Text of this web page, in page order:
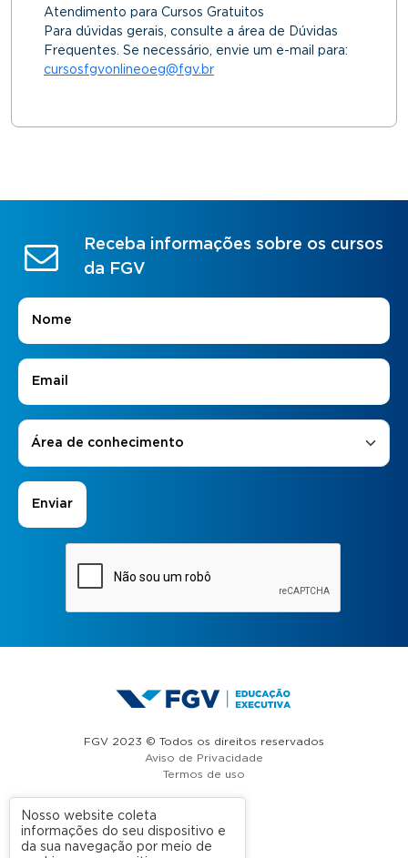
Atendimento para Cursos Gratuitos
Para dúvidas gerais, consulte a área de Dúvidas
Frequentes. Se necessário, envie um e-mail para:
cursosfgvonlineoeg@fgv.br
Receba informações sobre os cursos
da FGV
Nome
E-mail
Áreas de Interesse
Área de conhecimento
FGV 2023 © Todos os direitos reservados
Aviso de Privacidade
Termos de uso
A FGV
Nosso website coleta
informações do seu dispositivo e
da sua navegação por meio de